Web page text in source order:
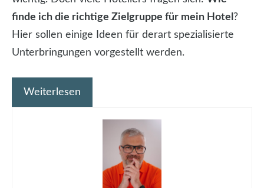
finde ich die richtige Zielgruppe für mein Hotel ?
Hier sollen einige Ideen für derart spezialisierte
Unterbringungen vorgestellt werden.
Weiterlesen